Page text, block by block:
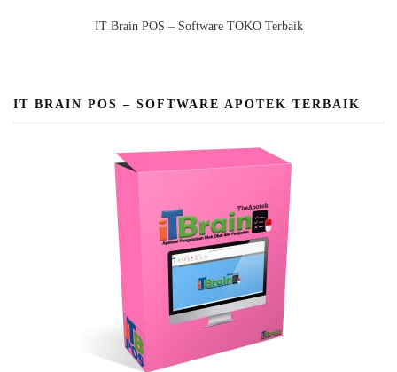
IT Brain POS – Software TOKO Terbaik
IT BRAIN POS – SOFTWARE APOTEK TERBAIK